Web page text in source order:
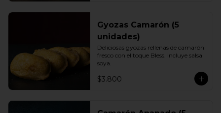
Gyozas Camarón (5
unidades)
Deliciosas gyozas rellenas de camarón
fresco con el toque Bless. Incluye salsa
soya.
$3.800